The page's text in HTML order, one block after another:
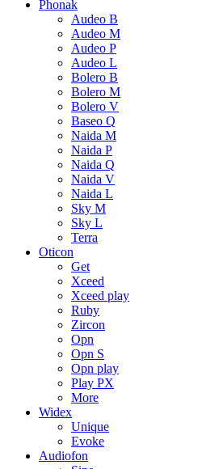
Phonak
Audeo B
Audeo M
Audeo P
Audeo L
Bolero B
Bolero M
Bolero V
Baseo Q
Naida M
Naida P
Naida Q
Naida V
Naida L
Sky M
Sky L
Terra
Oticon
Get
Xceed
Xceed play
Ruby
Zircon
Opn
Opn S
Opn play
Play PX
More
Widex
Unique
Evoke
Audiofon